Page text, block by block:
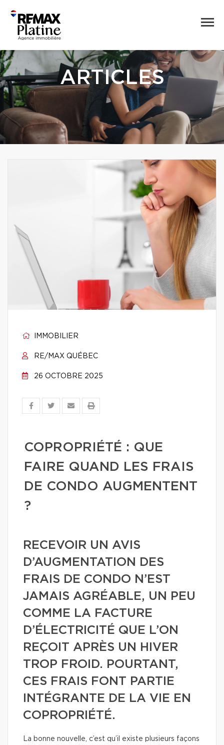
ARTICLES
IMMOBILIER
RE/MAX QUÉBEC
26 OCTOBRE 2025
COPROPRIÉTÉ : QUE
FAIRE QUAND LES FRAIS
DE CONDO AUGMENTENT
?
RECEVOIR UN AVIS
D’AUGMENTATION DES
FRAIS DE CONDO N’EST
JAMAIS AGRÉABLE, UN PEU
COMME LA FACTURE
D’ÉLECTRICITÉ QUE L’ON
REÇOIT APRÈS UN HIVER
TROP FROID. POURTANT,
CES FRAIS FONT PARTIE
INTÉGRANTE DE LA VIE EN
COPROPRIÉTÉ.
La bonne nouvelle, c’est qu’il existe plusieurs façons